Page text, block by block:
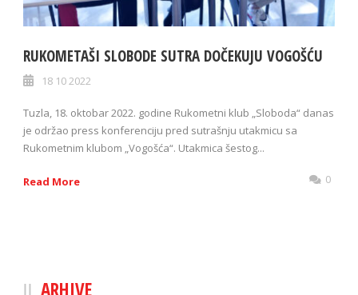
RUKOMETAŠI SLOBODE SUTRA DOČEKUJU VOGOŠĆU
18 10 2022
Tuzla, 18. oktobar 2022. godine Rukometni klub „Sloboda“ danas
je održao press konferenciju pred sutrašnju utakmicu sa
Rukometnim klubom „Vogošća“. Utakmica šestog...
Read More 0
ARHIVE